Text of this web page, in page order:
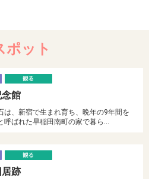
ポット
る館
は、新宿で生まれ育ち、晩年の9年間を
呼ばれた早稲田南町の家で暮ら…
る跡